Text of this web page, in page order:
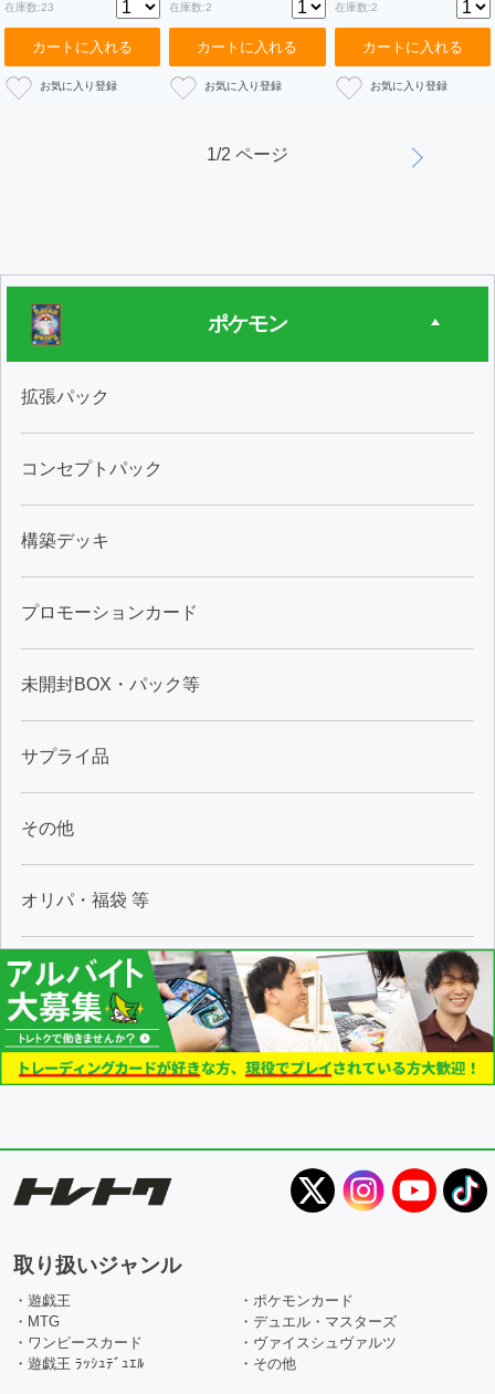
在庫数:23
カートに入れる
在庫数:2
カートに入れる
在庫数:2
カートに入れる
1/2 ページ
ポケモン
拡張パック
コンセプトパック
構築デッキ
プロモーションカード
未開封BOX・パック等
サプライ品
その他
オリパ・福袋 等
取り扱いジャンル
・遊戯王
・ポケモンカード
・MTG
・デュエル・マスターズ
・ワンピースカード
・ヴァイスシュヴァルツ
・遊戯王 ﾗｯｼｭﾃﾞｭｴﾙ
・その他